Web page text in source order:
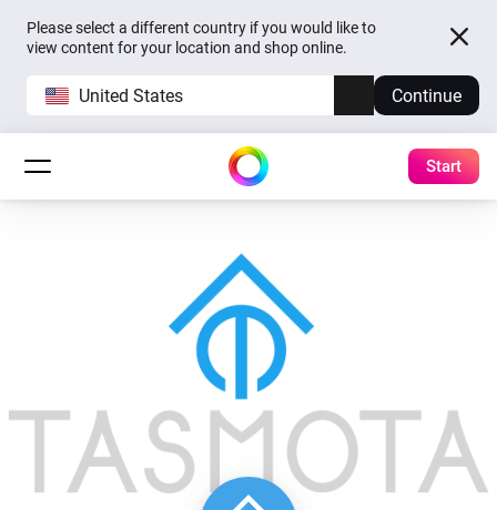
Please select a different country if you would like to
view content for your location and shop online.
United States Continue
Start